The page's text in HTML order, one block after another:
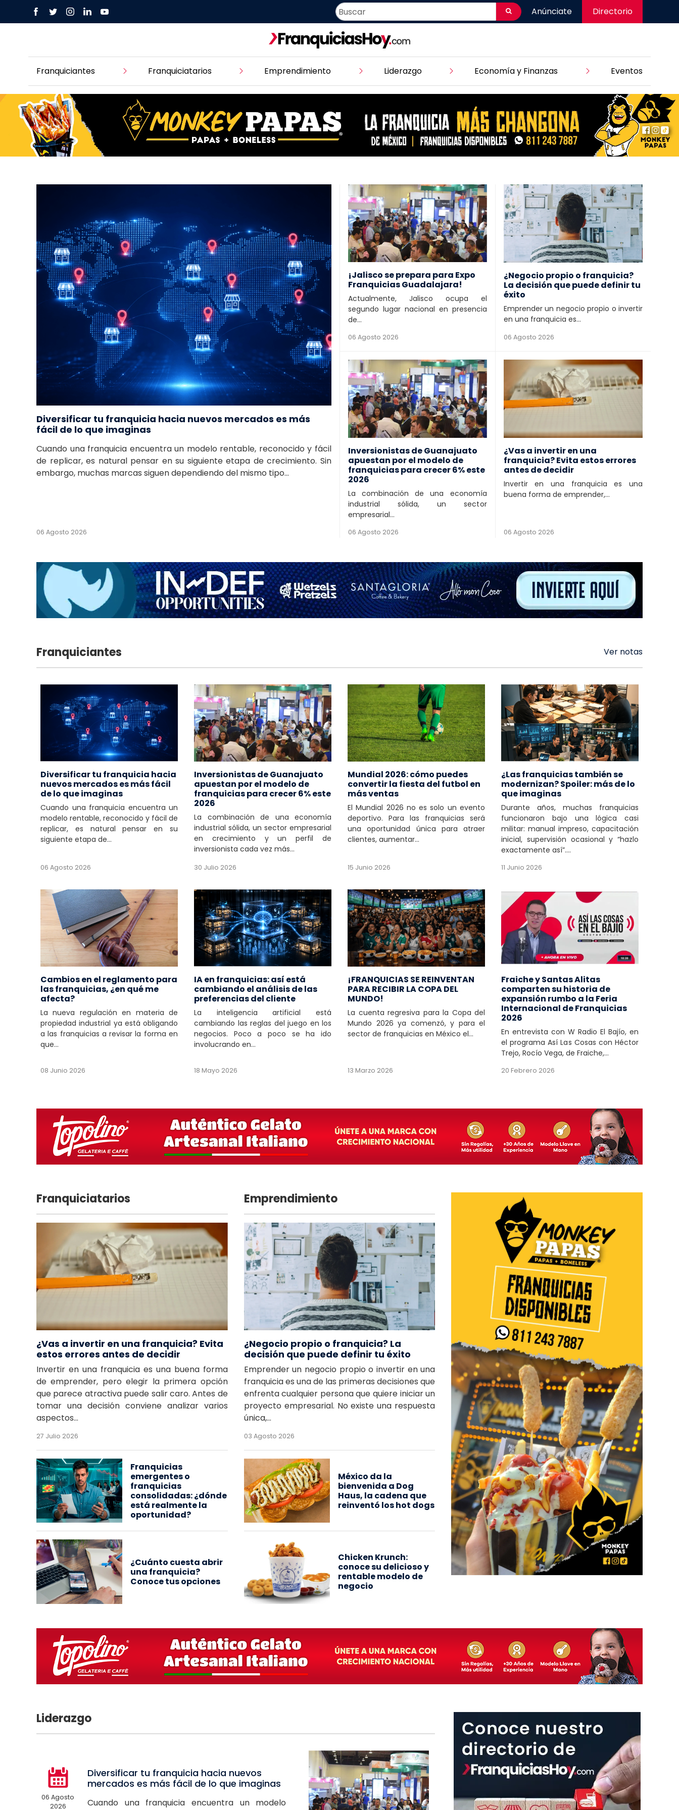
Anúnciate Directorio
Franquiciantes Franquiciatarios Emprendimiento Liderazgo Economía y Finanzas Eventos
Diversificar tu franquicia hacia nuevos mercados es más
fácil de lo que imaginas
Cuando una franquicia encuentra un modelo rentable, reconocido y fácil
de replicar, es natural pensar en su siguiente etapa de crecimiento. Sin
embargo, muchas marcas siguen dependiendo del mismo tipo...
06 Agosto 2026
¡Jalisco se prepara para Expo
Franquicias Guadalajara!
Actualmente, Jalisco ocupa el
segundo lugar nacional en presencia
de...
06 Agosto 2026
¿Negocio propio o franquicia?
La decisión que puede definir tu
éxito
Emprender un negocio propio o invertir
en una franquicia es...
06 Agosto 2026
Inversionistas de Guanajuato
apuestan por el modelo de
franquicias para crecer 6% este
2026
La combinación de una economía
industrial sólida, un sector
empresarial...
06 Agosto 2026
¿Vas a invertir en una
franquicia? Evita estos errores
antes de decidir
Invertir en una franquicia es una
buena forma de emprender,...
06 Agosto 2026
Franquiciantes Ver notas
Diversificar tu franquicia hacia
nuevos mercados es más fácil
de lo que imaginas
Cuando una franquicia encuentra un
modelo rentable, reconocido y fácil de
replicar, es natural pensar en su
siguiente etapa de...
06 Agosto 2026
Inversionistas de Guanajuato
apuestan por el modelo de
franquicias para crecer 6% este
2026
La combinación de una economía
industrial sólida, un sector empresarial
en crecimiento y un perfil de
inversionista cada vez más...
30 Julio 2026
Mundial 2026: cómo puedes
convertir la fiesta del futbol en
más ventas
El Mundial 2026 no es solo un evento
deportivo. Para las franquicias será
una oportunidad única para atraer
clientes, aumentar...
15 Junio 2026
¿Las franquicias también se
modernizan? Spoiler: más de lo
que imaginas
Durante años, muchas franquicias
funcionaron bajo una lógica casi
militar: manual impreso, capacitación
inicial, supervisión ocasional y “hazlo
exactamente así”....
11 Junio 2026
Cambios en el reglamento para
las franquicias, ¿en qué me
afecta?
La nueva regulación en materia de
propiedad industrial ya está obligando
a las franquicias a revisar la forma en
que...
08 Junio 2026
IA en franquicias: así está
cambiando el análisis de las
preferencias del cliente
La inteligencia artificial está
cambiando las reglas del juego en los
negocios. Poco a poco se ha ido
involucrando en...
18 Mayo 2026
¡FRANQUICIAS SE REINVENTAN
PARA RECIBIR LA COPA DEL
MUNDO!
La cuenta regresiva para la Copa del
Mundo 2026 ya comenzó, y para el
sector de franquicias en México el...
13 Marzo 2026
Fraiche y Santas Alitas
comparten su historia de
expansión rumbo a la Feria
Internacional de Franquicias
2026
En entrevista con W Radio El Bajío, en
el programa Así Las Cosas con Héctor
Trejo, Rocío Vega, de Fraiche,...
20 Febrero 2026
Franquiciatarios
¿Vas a invertir en una franquicia? Evita
estos errores antes de decidir
Invertir en una franquicia es una buena forma
de emprender, pero elegir la primera opción
que parece atractiva puede salir caro. Antes de
tomar una decisión conviene analizar varios
aspectos...
27 Julio 2026
Franquicias
emergentes o
franquicias
consolidadas: ¿dónde
está realmente la
oportunidad?
¿Cuánto cuesta abrir
una franquicia?
Conoce tus opciones
Emprendimiento
¿Negocio propio o franquicia? La
decisión que puede definir tu éxito
Emprender un negocio propio o invertir en una
franquicia es una de las primeras decisiones que
enfrenta cualquier persona que quiere iniciar un
proyecto empresarial. No existe una respuesta
única,...
03 Agosto 2026
México da la
bienvenida a Dog
Haus, la cadena que
reinventó los hot dogs
Chicken Krunch:
conoce su delicioso y
rentable modelo de
negocio
Liderazgo
06 Agosto
2026
Diversificar tu franquicia hacia nuevos
mercados es más fácil de lo que imaginas
Cuando una franquicia encuentra un modelo